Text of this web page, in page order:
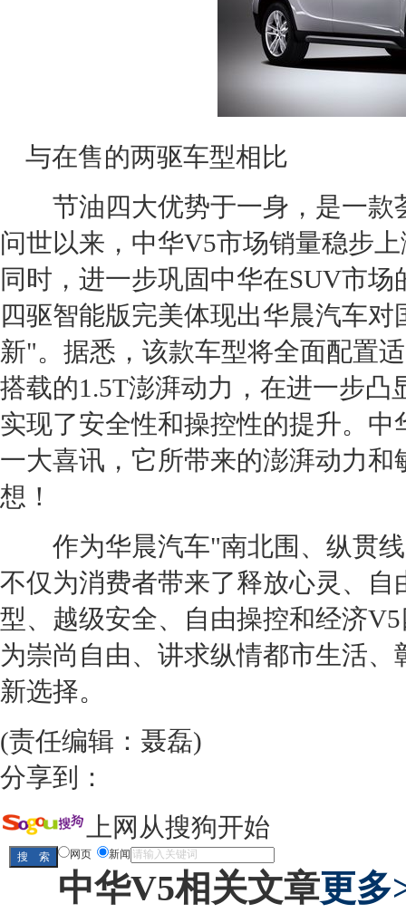
与在售的两驱车型相比
节油四大优势于一身，是一款
问世以来， 中华V5市场销量稳步
同时，进一步巩固中华在SUV市场
四驱智能版完美体现出华晨汽车对
新"。据悉，该款车型将全面配置
搭载的1.5T澎湃动力，在进一步凸
实现了安全性和操控性的提升。 中
一大喜讯，它所带来的澎湃动力和
想！
作为华晨汽车"南北围、纵贯
不仅为消费者带来了释放心灵、自
型、越级安全、自由操控和经济V5
为崇尚自由、讲求纵情都市生活
新选择。
(责任编辑：聂磊)
分享到：
上网从搜狗开始
网页 新闻
中华V5相关文章更多